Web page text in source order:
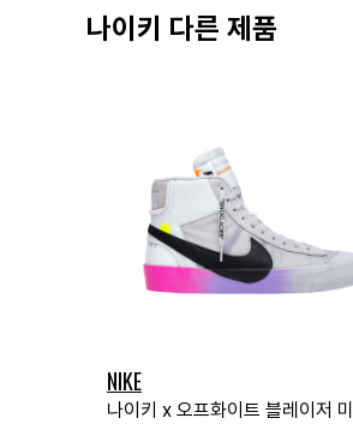
나이키 다른 제품
NIKE
나이키 x 오프화이트 블레이저